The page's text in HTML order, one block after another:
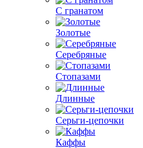
С гранатом
Золотые
Серебряные
Стопазами
Длинные
Серьги-цепочки
Каффы